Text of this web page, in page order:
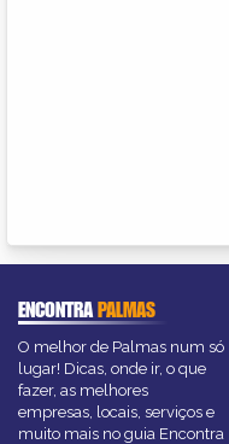
ENCONTRAPALMAS
O melhor de Palmas num só
lugar! Dicas, onde ir, o que
fazer, as melhores
empresas, locais, serviços e
muito mais no guia Encontra